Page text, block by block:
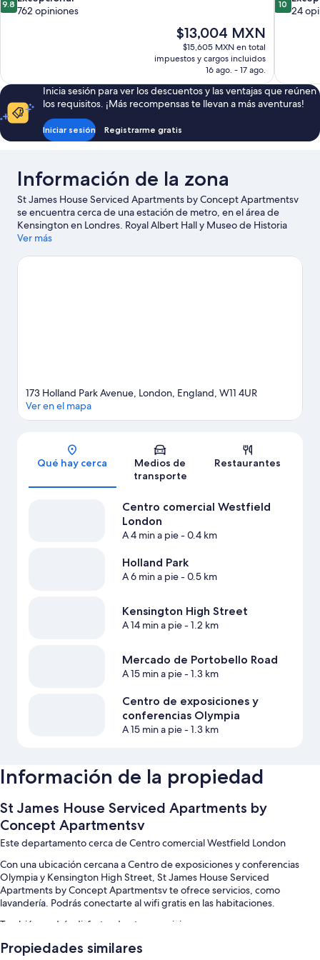
de
9.8
762 opiniones
El
precio
actual
de
$13,004 MXN
$13,004 MXN
$15,605 MXN en total
impuestos y cargos incluidos
16 ago. - 17 ago.
de
10
24
Inicia sesión para ver los descuentos y las ventajas que reúnen
los requisitos. ¡Más recompensas te llevan a más aventuras!
Iniciar sesión Registrarme gratis
Información de la zona
St James House Serviced Apartments by Concept Apartmentsv
se encuentra cerca de una estación de metro, en el área de
Kensington en Londres. Royal Albert Hall y Museo de Historia
Natural son lugares culturales destacados, y los turistas que
Kensington High Street. Puedes conocer London Eye, una de las
Ver más
Sección del mapa
173 Holland Park Avenue, London, England, W11 4UR
Ver en el mapa
Qué hay cerca
Medios de
transporte
Restaurantes
Centro comercial Westfield
London
A 4 min a pie- 0.4 km
Holland Park
A 6 min a pie- 0.5 km
Kensington High Street
A 14 min a pie- 1.2 km
Mercado de Portobello Road
A 15 min a pie- 1.3 km
Centro de exposiciones y
conferencias Olympia
A 15 min a pie- 1.3 km
Información de la propiedad
St James House Serviced Apartments by
Concept Apartmentsv
Este departamento cerca de Centro comercial Westfield London
Con una ubicación cercana a Centro de exposiciones y conferencias
Olympia y Kensington High Street, St James House Serviced
Apartments by Concept Apartmentsv te ofrece servicios, como
lavandería. Podrás conectarte al wifi gratis en las habitaciones.
También podrás disfrutar de otros servicios, como:
Check-out exprés, check-in exprés y no se permite fumar en la
Propiedades similares